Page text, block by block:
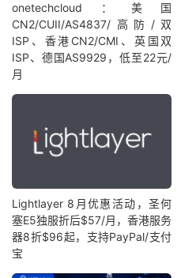
onetechcloud：美国
CN2/CUII/AS4837/高防/双
ISP、香港CN2/CMI、英国双
ISP、德国AS9929，低至22元/
月
Lightlayer 8月优惠活动，圣何
塞E5独服折后$57/月，香港服务
器8折$96起，支持PayPal/支付
宝